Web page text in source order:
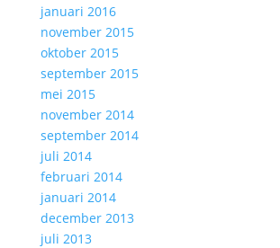
januari 2016
november 2015
oktober 2015
september 2015
mei 2015
november 2014
september 2014
juli 2014
februari 2014
januari 2014
december 2013
juli 2013